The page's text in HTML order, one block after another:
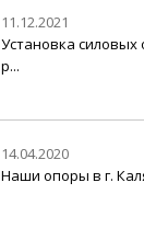
11.12.2021
Установка
р...
14.04.2020
Наши опоры в г.